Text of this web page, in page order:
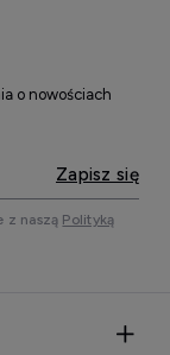
o nowościach
Zapisz się
z naszą Polityką